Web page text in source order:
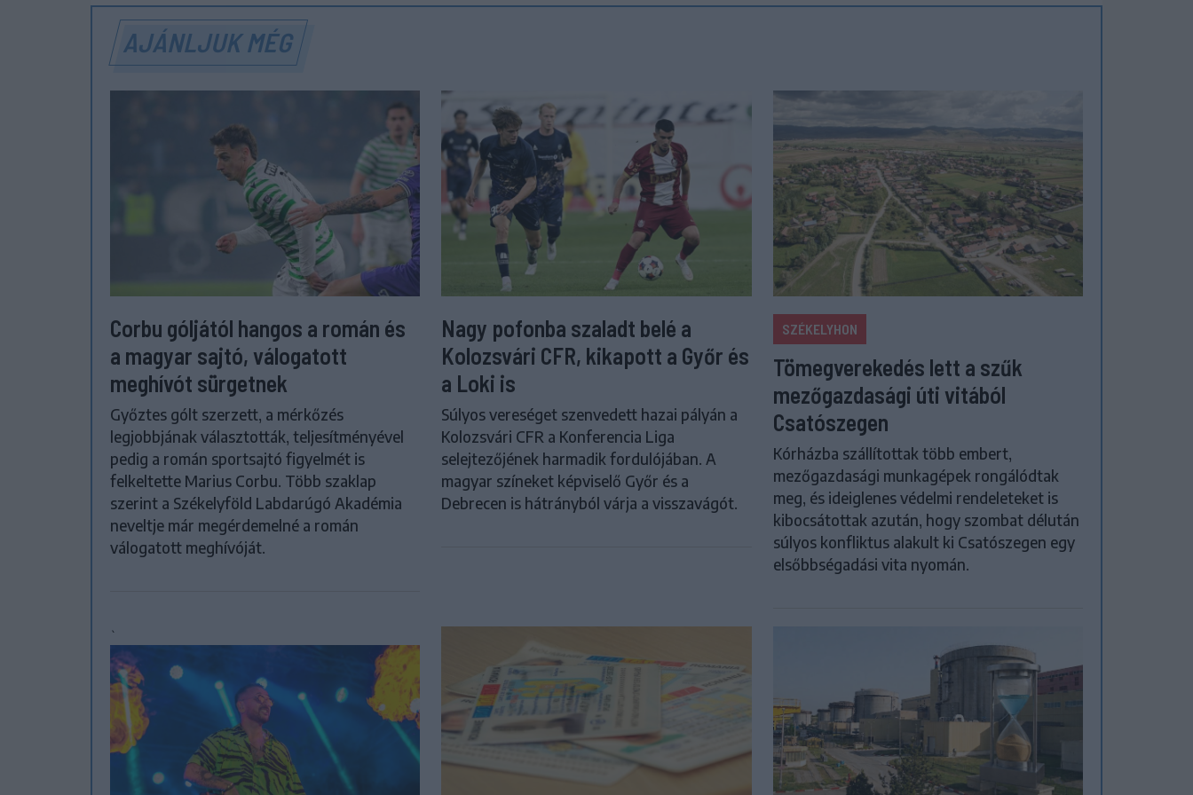
AJÁNLJUK MÉG
Corbu góljától hangos a román és
a magyar sajtó, válogatott
meghívót sürgetnek
Győztes gólt szerzett, a mérkőzés
legjobbjának választották, teljesítményével
pedig a román sportsajtó figyelmét is
felkeltette Marius Corbu. Több szaklap
szerint a Székelyföld Labdarúgó Akadémia
neveltje már megérdemelné a román
válogatott meghívóját.
Nagy pofonba szaladt belé a
Kolozsvári CFR, kikapott a Győr és
a Loki is
Súlyos vereséget szenvedett hazai pályán a
Kolozsvári CFR a Konferencia Liga
selejtezőjének harmadik fordulójában. A
magyar színeket képviselő Győr és a
Debrecen is hátrányból várja a visszavágót.
SZÉKELYHON
Tömegverekedés lett a szűk
mezőgazdasági úti vitából
Csatószegen
Kórházba szállítottak több embert,
mezőgazdasági munkagépek rongálódtak
meg, és ideiglenes védelmi rendeleteket is
kibocsátottak azután, hogy szombat délután
súlyos konfliktus alakult ki Csatószegen egy
elsőbbségadási vita nyomán.
`